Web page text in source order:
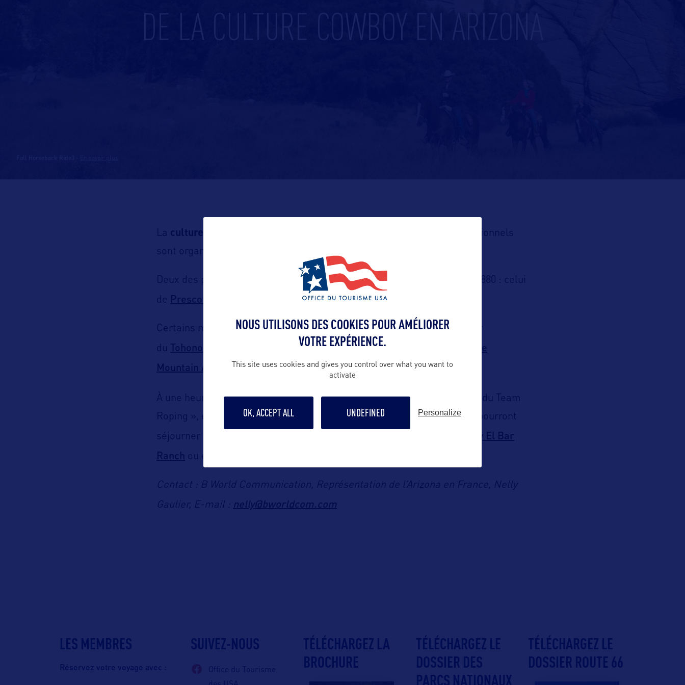
DE LA CULTURE COWBOY EN ARIZONA
La culture cowboy perdure en Arizona
professionnels
sont organisés chaque année.
Deux des plus vieux rodéos au monde s’y déroulent depuis les années 1880 : celui
de Prescott , début juillet et celui dePaysonà la mi-août.
Certains rodéos marient cowboys et traditions amérindiennes, à l’instar
du Tohono O’odham Nation Rodeo & Fair, au sud de l’Arizona, et du
White
Mountain Apache Tribal Fair & Rodeo, au nord.
À une heure au nord de Phoenix,Wickenburgest la « capitale mondiale du Team
Roping », et le point de chute idéal pour lesamateurs d’équitationqui pourront
séjourner dans l’un des trois ranchs de la région : le
Kay El Bar
Ranch ou encore le
Contact : B World Communication, Représentation de l’Arizona en France, Nelly
Gaulier, E-mail : nelly@bworldcom.com
LES MEMBRES
Réservez votre voyage avec :
SUIVEZ-NOUS
Office du Tourisme
TÉLÉCHARGEZ LA
BROCHURE
TÉLÉCHARGEZ LE
DOSSIER DES
PARCS NATIONAUX
TÉLÉCHARGEZ LE
DOSSIER ROUTE 66
NOUS UTILISONS DES COOKIES POUR AMÉLIORER
VOTRE EXPÉRIENCE.
This site uses cookies and gives you control over what you want to
activate
OK, ACCEPT ALL UNDEFINED Personalize